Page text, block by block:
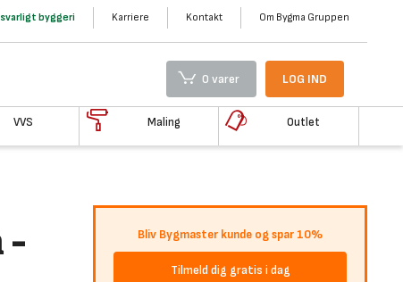
byggeri Karriere Kontakt Om Bygma Gruppen
0 varer LOG IND
VVS Maling Outlet
-
Bliv Bygmaster kunde og spar 10%
Tilmeld dig gratis i dag